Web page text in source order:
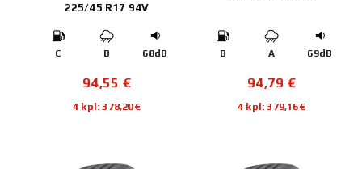
225/45 R17 94V
C B 68dB
94,55 €
4 kpl: 378,20€
B A 69dB
94,79 €
4 kpl: 379,16€